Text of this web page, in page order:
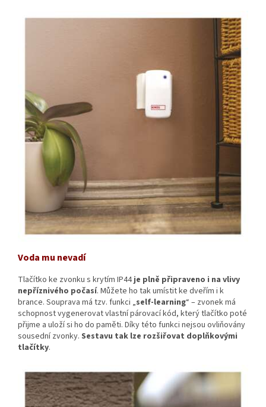
Voda mu nevadí
Tlačítko ke zvonku s krytím IP44je plně připraveno i na vlivy
nepříznivého počasí. Můžete ho tak umístit ke dveřím i k
brance. Souprava má tzv. funkci „self-learning“ – zvonek má
schopnost vygenerovat vlastní párovací kód, který tlačítko poté
přijme a uloží si ho do paměti. Díky této funkci nejsou ovliňovány
sousední zvonky. Sestavu tak lze rozšiřovat doplňkovými
tlačítky.